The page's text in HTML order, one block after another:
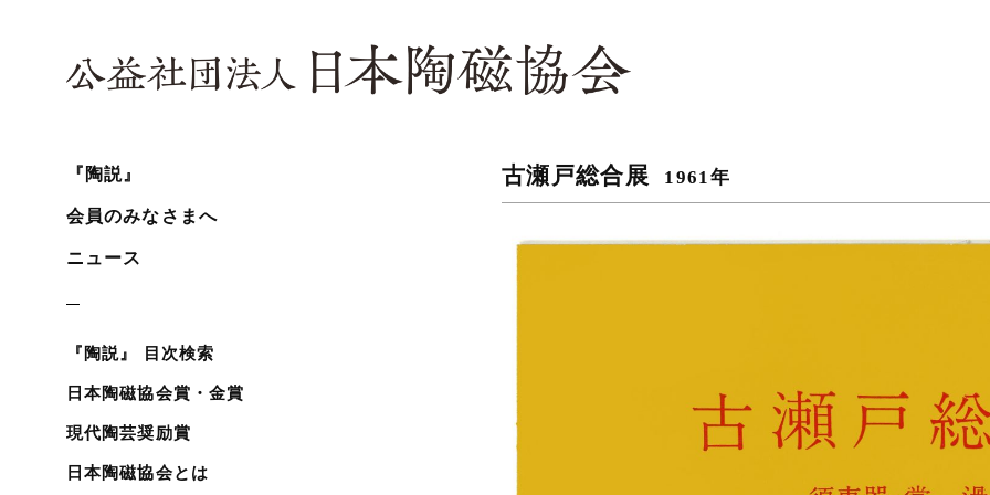
『陶説』
会員のみなさまへ
ニュース
『陶説』 目次検索
日本陶磁協会賞・金賞
現代陶芸奨励賞
日本陶磁協会とは
古瀬戸総合展 1961年